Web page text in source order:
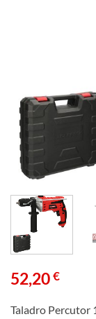
52,20€
Taladro Percutor